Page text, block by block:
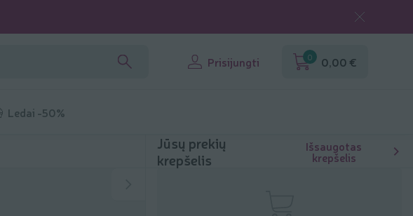
Prisijungti 0 0,00 €
Ledai -50%
Jūsų prekių
krepšelis
Išsaugotas
krepšelis